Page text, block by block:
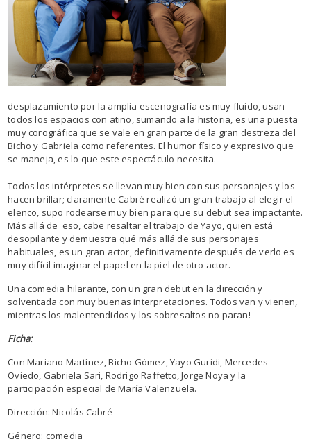
desplazamiento por la amplia escenografía es muy fluido, usan
todos los espacios con atino, sumando a la historia, es una puesta
muy corográfica que se vale en gran parte de la gran destreza del
Bicho y Gabriela como referentes. El humor físico y expresivo que
se maneja, es lo que este espectáculo necesita.
Todos los intérpretes se llevan muy bien con sus personajes y los
hacen brillar; claramente Cabré realizó un gran trabajo al elegir el
elenco, supo rodearse muy bien para que su debut sea impactante.
Más allá de eso, cabe resaltar el trabajo de Yayo, quien está
desopilante y demuestra qué más allá de sus personajes
habituales, es un gran actor, definitivamente después de verlo es
muy difícil imaginar el papel en la piel de otro actor.
Una comedia hilarante, con un gran debut en la dirección y
solventada con muy buenas interpretaciones. Todos van y vienen,
mientras los malentendidos y los sobresaltos no paran!
Ficha:
Con Mariano Martínez, Bicho Gómez, Yayo Guridi, Mercedes
Oviedo, Gabriela Sari, Rodrigo Raffetto, Jorge Noya y la
participación especial de María Valenzuela.
Dirección: Nicolás Cabré
Género: comedia